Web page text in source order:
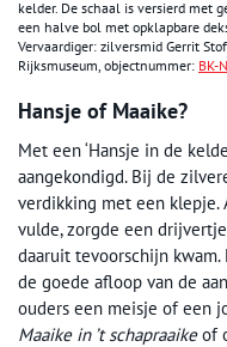
kelder. De schaal is versierd met
een halve bol met opklapbare
Vervaardiger: zilversmid Gerrit
Rijksmuseum, objectnummer: BK-
Hansje of Maaike?
Met een ‘Hansje in de
aangekondigd. Bij de
verdikking met een klepje.
vulde, zorgde een
daaruit tevoorschijn
de goede afloop van de
ouders een meisje of een
Maaike in ’t schapraaikeof